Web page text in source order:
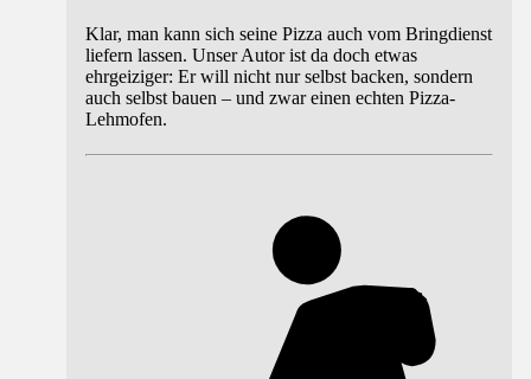
Klar, man kann sich seine Pizza auch vom Bringdienst
liefern lassen. Unser Autor ist da doch etwas
ehrgeiziger: Er will nicht nur selbst backen, sondern
auch selbst bauen – und zwar einen echten Pizza-
Lehmofen.